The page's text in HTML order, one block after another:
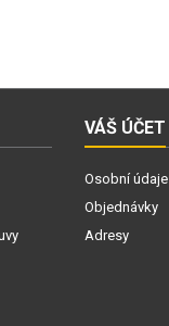
VÁŠ ÚČET
Osobní údaje
Objednávky
Adresy